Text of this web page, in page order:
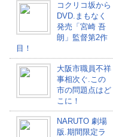
コクリコ坂から
DVD.まもなく
発売「宮崎 吾
朗」監督第2作
目！
大阪市職員不祥
事相次ぐ.この
市の問題点はど
こに！
NARUTO 劇場
版.期間限定ラ